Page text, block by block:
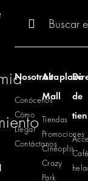
Nosotros
Conócenos
Cómo
Llegar
Contáctanos
Altaplaza
Mall
Tiendas
Promociones
Cinéoplis
Crazy
Park
de